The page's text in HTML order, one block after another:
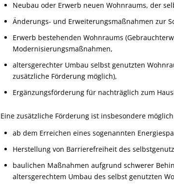
Neubau oder Erwerb neuen Wohnraums, der
Änderungs- und Erweiterungsmaßnahmen zur
Erwerb bestehenden Wohnraums
Modernisierungsmaßnahmen,
altersgerechter Umbau selbst genutzten
zusätzliche Förderung möglich),
Ergänzungsförderung für nachträglich zum
Eine zusätzliche Förderung ist insbesondere
ab dem Erreichen eines sogenannten
Herstellung von Barrierefreiheit des
baulichen Maßnahmen aufgrund schwerer
altersgerechtem Umbau des selbst genutzten